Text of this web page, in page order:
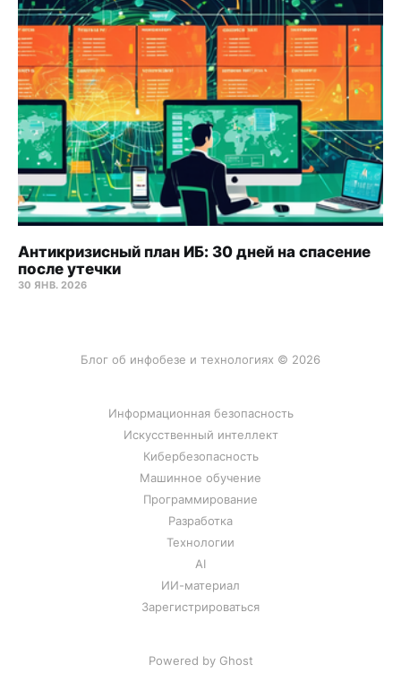
Антикризисный план ИБ: 30 дней на спасение
после утечки
30 ЯНВ. 2026
Блог об инфобезе и технологиях © 2026
Информационная безопасность
Искусственный интеллект
Кибербезопасность
Машинное обучение
Программирование
Разработка
Технологии
AI
ИИ-материал
Зарегистрироваться
Powered by Ghost